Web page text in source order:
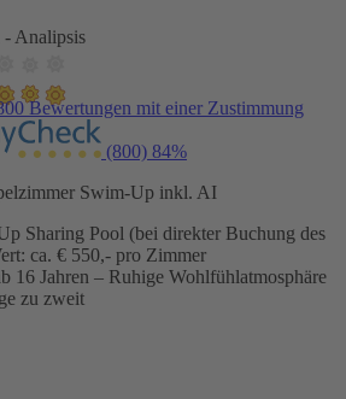
- Analipsis
Bewertungen mit einer Zustimmung
(800) 84%
Swim-Up inkl. AI
Sharing Pool (bei direkter Buchung des
ca. € 550,- pro Zimmer
16 Jahren – Ruhige Wohlfühlatmosphäre
zu zweit